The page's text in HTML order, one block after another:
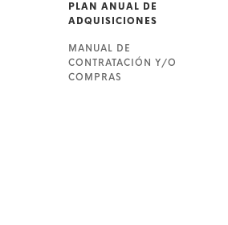
PLAN ANUAL DE
ADQUISICIONES
MANUAL DE
CONTRATACIÓN Y/O
COMPRAS